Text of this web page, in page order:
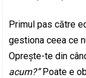
Primul pas către
gestiona ceea ce
Oprește-te din
acum?”Poate e